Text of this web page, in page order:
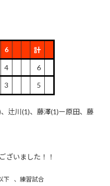
6 計
4 6
3 5
辻川(1)、藤澤(1)ー原田、藤
ざいました！！
下 、練習試合